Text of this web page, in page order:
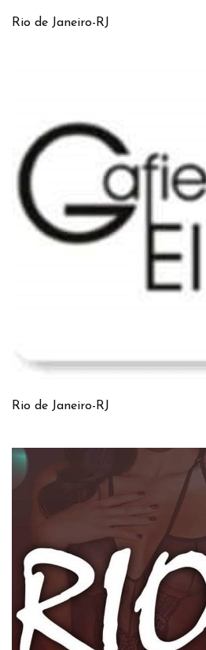
Rio de Janeiro-RJ
Rio de Janeiro-RJ